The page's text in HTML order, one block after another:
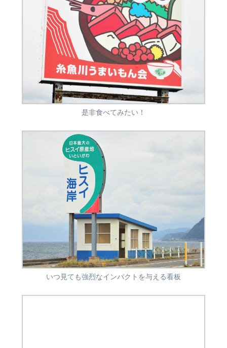
是非食べてみたい！
いつ見ても強烈なインパクトを与える看板